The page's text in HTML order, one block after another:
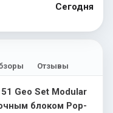
Сегодня
Отзывы
Geo Set Modular
блоком Pop-